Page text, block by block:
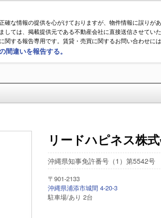
確な情報の提供を心がけておりますが、物件情報に誤りが
しては、掲載提供元である不動産会社に直接送信させて
関する報告専用です。賃貸・売買に関するお問い合わせに
間違いを報告する。
リードハピネス株
沖縄県知事免許番号（1）第5542号
〒901-2133
沖縄県浦添市城間 4-20-3
駐車場/あり 2台